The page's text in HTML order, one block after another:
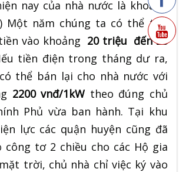
nay của nhà nước là khoảng
Một năm chúng ta có thể tiết
vào khoảng 20 triệu đến 25
tiền điện trong tháng dư ra,
thể bán lại cho nhà nước với
2200 vnđ/1kW theo đúng chủ
Phủ vừa ban hành. Tại khu
lực các quận huyện cũng đã
tơ 2 chiều cho các Hộ gia
trời, chủ nhà chỉ việc ký vào